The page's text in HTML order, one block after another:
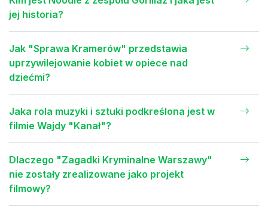
jej historia?
Jak "Sprawa Kramerów" przedstawia
uprzywilejowanie kobiet w opiece nad
dziećmi?
Jaka rola muzyki i sztuki podkreślona jest w
filmie Wajdy "Kanał"?
Dlaczego "Zagadki Kryminalne Warszawy"
nie zostały zrealizowane jako projekt
filmowy?